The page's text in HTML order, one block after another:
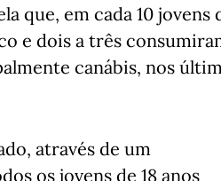
que, em cada 10 jovens
e dois a três
canábis, nos
através de um
os jovens de 18 anos